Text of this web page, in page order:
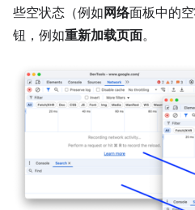
些空状态（例如 网络面板中的
钮，例如重新加载页面。